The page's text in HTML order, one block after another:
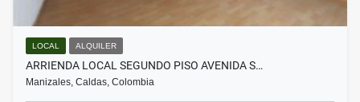
LOCAL ALQUILER
ARRIENDA LOCAL SEGUNDO PISO AVENIDA S…
Manizales, Caldas, Colombia